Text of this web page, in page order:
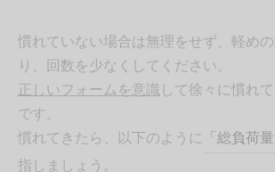
慣れていない場合は無理をせず、軽め
り、回数を少なくしてください。
正しいフォームを意識 して徐々に慣れ
です。
慣れてきたら、以下のように 「総負荷
指しましょう。